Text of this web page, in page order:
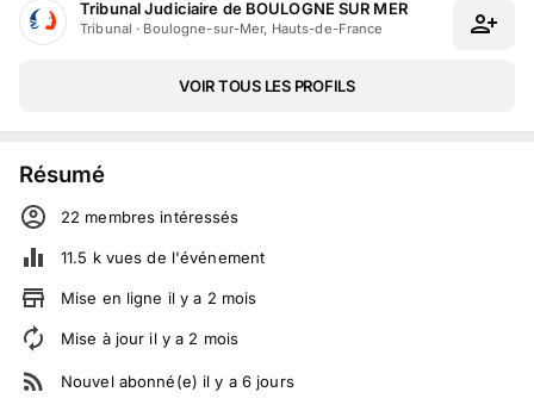
Tribunal Judiciaire de BOULOGNE SUR MER
Tribunal · Boulogne-sur-Mer, Hauts-de-France
VOIR TOUS LES PROFILS
Résumé
22 membres intéressés
11.5 kvues de l'événement
Mise en ligne il y a 2 mois
Mise à jour il y a 2 mois
Nouvel abonné(e) il y a 6 jours